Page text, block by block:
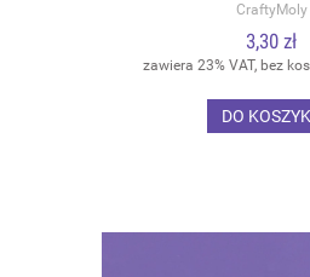
CraftyMoly
3,30 zł
zawiera 23% VAT, bez
DO